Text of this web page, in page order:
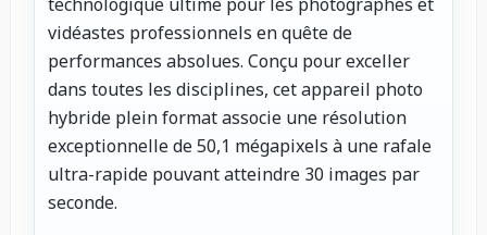
vidéastes professionnels en quête de
performances absolues. Conçu pour exceller
dans toutes les disciplines, cet appareil photo
hybride plein format associe une résolution
exceptionnelle de 50,1 mégapixels à une rafale
ultra-rapide pouvant atteindre 30 images par
seconde.